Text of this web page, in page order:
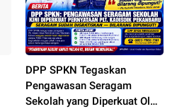
DPP SPKN Tegaskan
Pengawasan Seragam
Sekolah yang Diperkuat Oleh